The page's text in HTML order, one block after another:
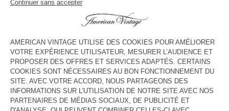
entre le mardi 11 août et le jeudi 13 août
AJOUTER AU PANIER
VOIR LA DISPONIBILITE EN MAGASIN
VOIR LE LOOK